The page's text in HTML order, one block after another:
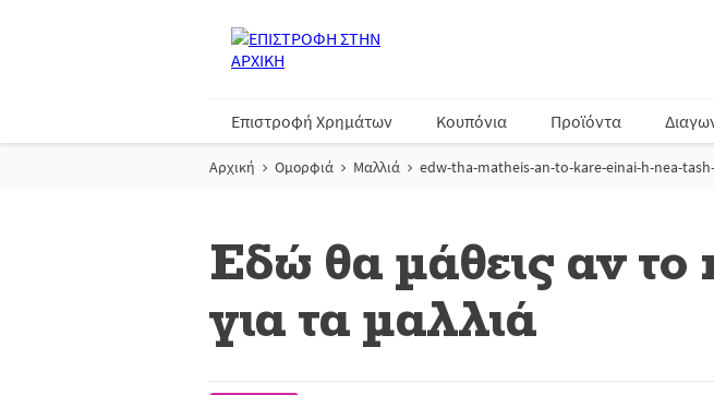
Επιστροφή Χρημάτων Κουπόνια Προϊόντα
Αρχική Ομορφιά Μαλλιά edw-tha-matheis-an-to-kare-einai-h-nea-
Εδώ θα μάθεις αν το
για τα μαλλιά